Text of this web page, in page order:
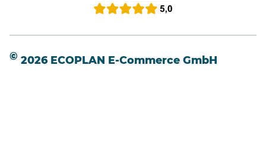
© 2026 ECOPLAN E-Commerce GmbH